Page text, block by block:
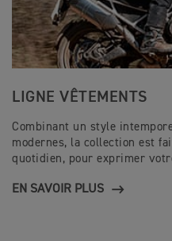
LIGNE VÊTEMENTS
Combinant un style
modernes, la collection est
quotidien, pour exprimer
EN SAVOIR PLUS